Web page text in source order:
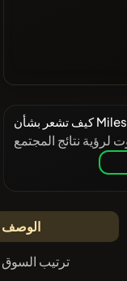
الوصف
ترتيب السوق